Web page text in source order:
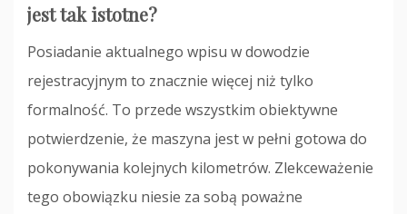
jest tak istotne?
Posiadanie aktualnego wpisu w dowodzie
rejestracyjnym to znacznie więcej niż tylko
formalność. To przede wszystkim obiektywne
potwierdzenie, że maszyna jest w pełni gotowa do
pokonywania kolejnych kilometrów. Zlekceważenie
tego obowiązku niesie za sobą poważne